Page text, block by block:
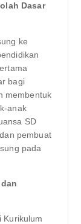
Dasar
ke
bagi
membentuk
anak
SD
pembuat
pada
Kurikulum